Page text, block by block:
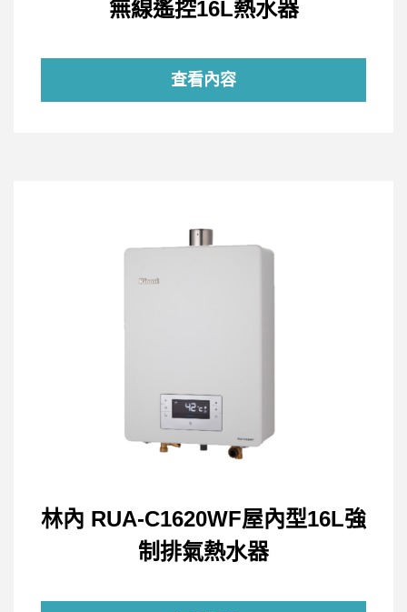
無線遙控16L熱水器
查看內容
林內 RUA-C1620WF屋內型16L強
制排氣熱水器